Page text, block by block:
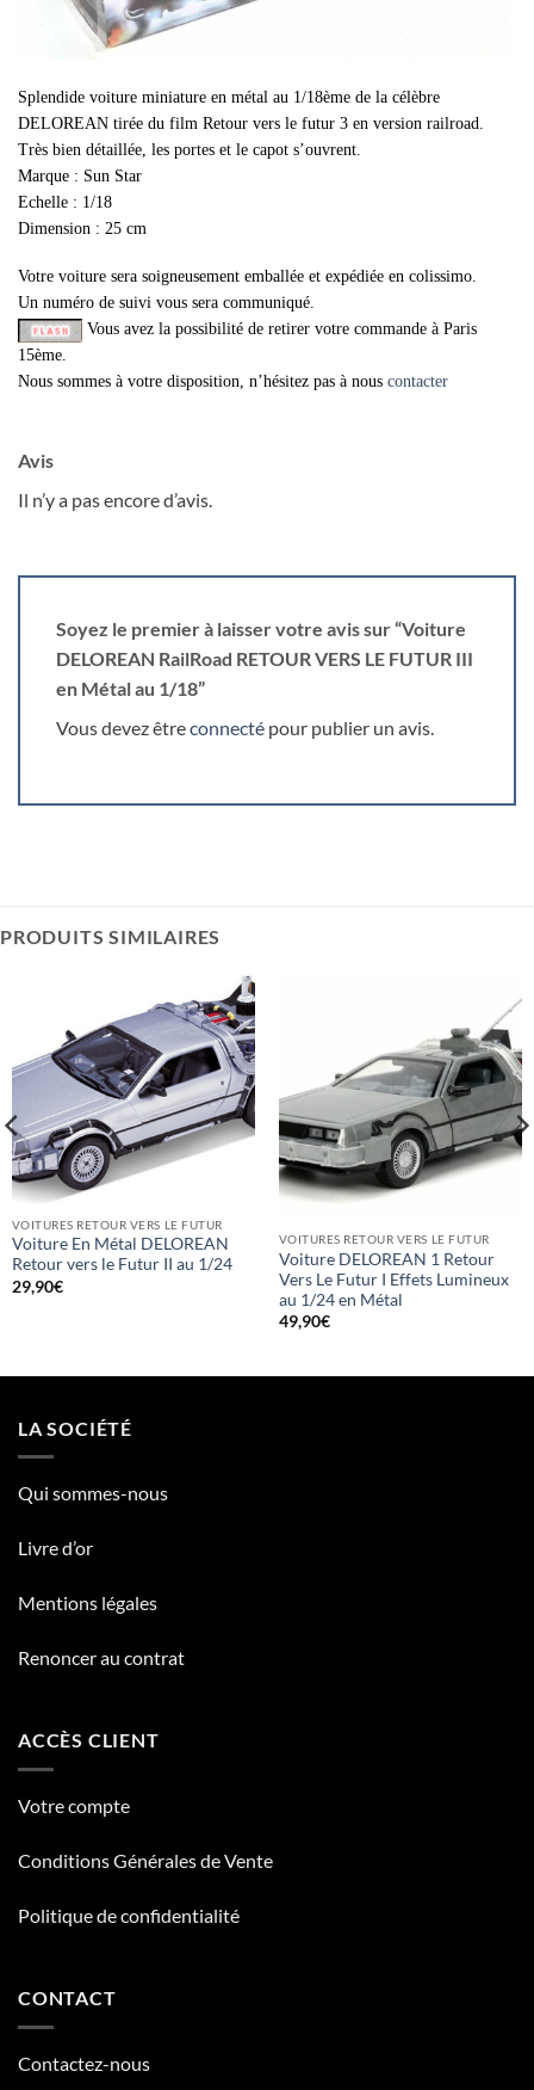
Splendide voiture miniature en métal au 1/18ème de la célèbre
DELOREAN tirée du film Retour vers le futur 3 en version railroad.
Très bien détaillée, les portes et le capot s’ouvrent.
Marque : Sun Star
Echelle : 1/18
Dimension : 25 cm
Votre voiture sera soigneusement emballée et expédiée en colissimo.
Un numéro de suivi vous sera communiqué.
Vous avez la possibilité de retirer votre commande à Paris
15ème.
Nous sommes à votre disposition, n’hésitez pas à nous contacter
Avis
Il n’y a pas encore d’avis.
Soyez le premier à laisser votre avis sur “Voiture
DELOREAN RailRoad RETOUR VERS LE FUTUR III
en Métal au 1/18”
Vous devez êtreconnecté pour publier un avis.
PRODUITS SIMILAIRES
VOITURES RETOUR VERS LE FUTUR
Voiture En Métal DELOREAN
Retour vers le Futur II au 1/24
29,90€
VOITURES RETOUR VERS LE FUTUR
Voiture DELOREAN 1 Retour
Vers Le Futur I Effets Lumineux
au 1/24 en Métal
49,90€
LA SOCIÉTÉ
Qui sommes-nous
Livre d’or
Mentions légales
Renoncer au contrat
ACCÈS CLIENT
Votre compte
Conditions Générales de Vente
Politique de confidentialité
CONTACT
Contactez-nous